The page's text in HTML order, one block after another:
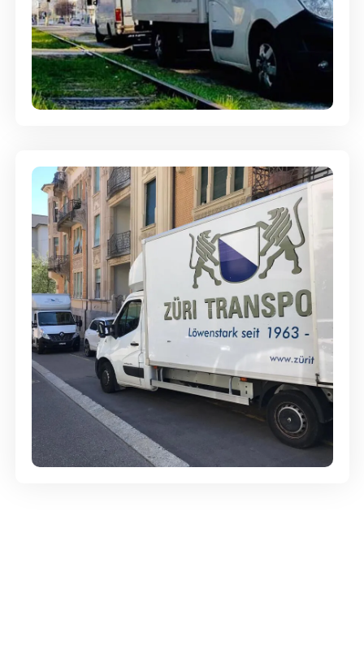
Ein- und Auspackservice
Günstige Umzüge - Hervorragender
Service